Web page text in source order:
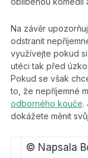
Na závěr
odstranit
využívejte pokud
utéci tak před
Pokud se však
to, že nepříjemné
odborného kouče.
dokážete měnit
© Napsala